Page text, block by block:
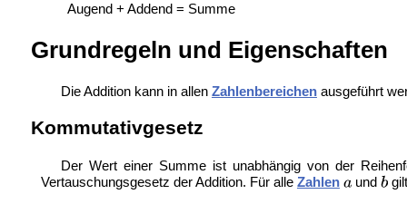
Augend + Addend = Summe
Grundregeln und Eigenschaften
Die Addition kann in allen Zahlenbereichenausgeführt
Kommutativgesetz
Der Wert einer Summe ist unabhängig von der
Vertauschungsgesetz der Addition. Für alle Zahlen und